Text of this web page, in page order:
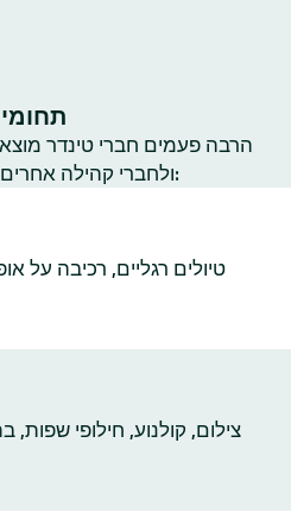
תחומי
הרבה פעמים חברי טינדר
ולחברי קהילה אחרים. הנה כמה תחומי עניין נפוצים:
טיולים רגליים, רכיבה על
צילום, קולנוע, חילופי